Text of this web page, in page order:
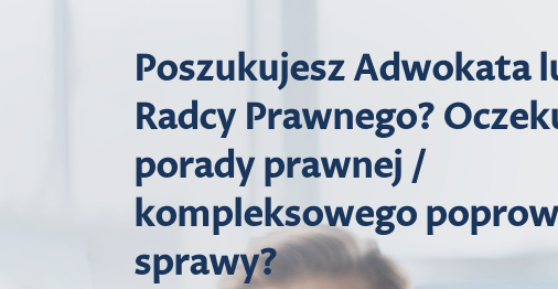
Poszukujesz Adwokata
Radcy Prawnego?
porady prawnej /
kompleksowego
sprawy?